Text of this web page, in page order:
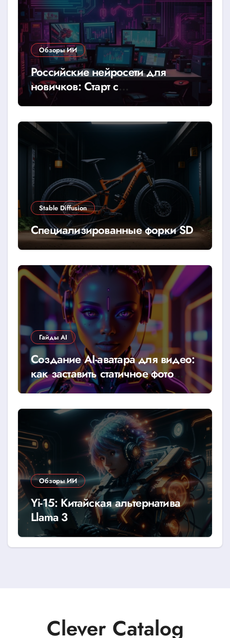
Обзоры ИИ
Российские нейросети для
новичков: Старт с
YandexGPT/GigaChat
Stable Diffusion
Специализированные форки SD
Гайды AI
Создание AI-аватара для видео:
как заставить статичное фото
говорить
Обзоры ИИ
Yi-15: Китайская альтернатива
Llama 3
Clever Catalog